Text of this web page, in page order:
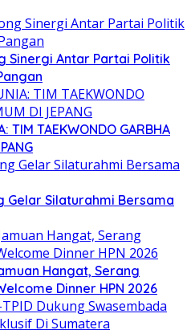
Sinergi Antar Partai Politik
TIM TAEKWONDO GARBHA
Gelar Silaturahmi Bersama
Hangat, Serang
Dinner HPN 2026